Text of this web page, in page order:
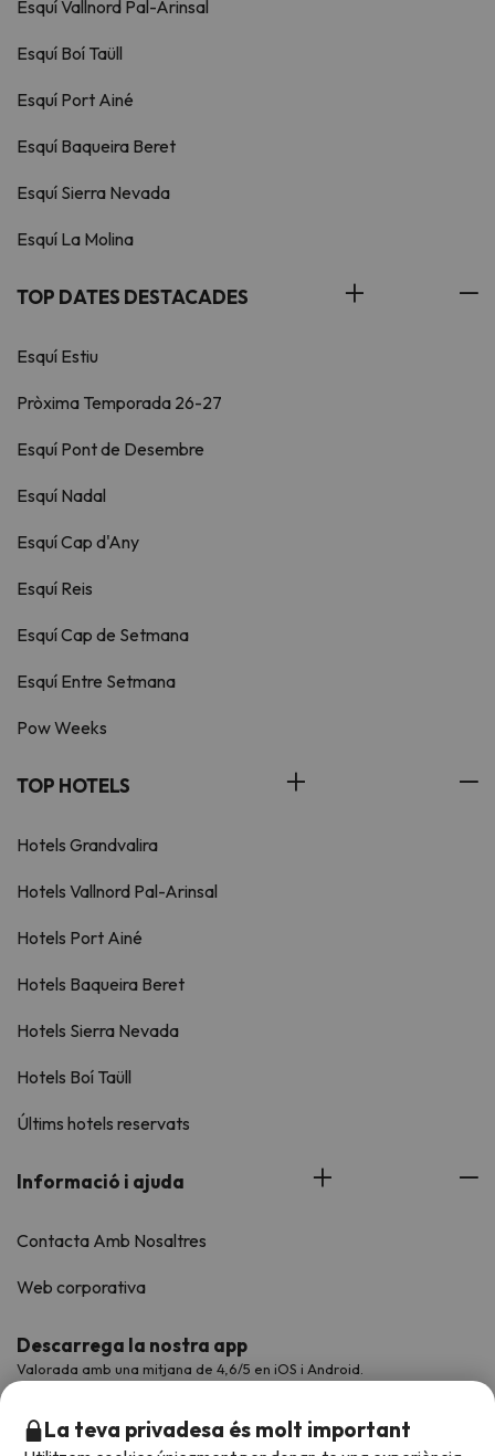
Esquí Vallnord Pal-Arinsal
Esquí Boí Taüll
Esquí Port Ainé
Esquí Baqueira Beret
Esquí Sierra Nevada
Esquí La Molina
TOP DATES DESTACADES
Esquí Estiu
Pròxima Temporada 26-27
Esquí Pont de Desembre
Esquí Nadal
Esquí Cap d'Any
Esquí Reis
Esquí Cap de Setmana
Esquí Entre Setmana
Pow Weeks
TOP HOTELS
Hotels Grandvalira
Hotels Vallnord Pal-Arinsal
Hotels Port Ainé
Hotels Baqueira Beret
Hotels Sierra Nevada
Hotels Boí Taüll
Últims hotels reservats
Informació i ajuda
Contacta Amb Nosaltres
Web corporativa
Descarrega la nostra app
Valorada amb una mitjana de 4,6/5 en iOS i Android.
La teva privadesa és molt important